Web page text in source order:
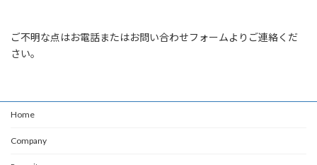
ご不明な点はお電話またはお問い合わせフォームよりご連絡くだ
さい。
Home
Company